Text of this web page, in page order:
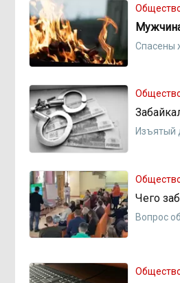
Спасены
Изъятый
Чего
Вопрос